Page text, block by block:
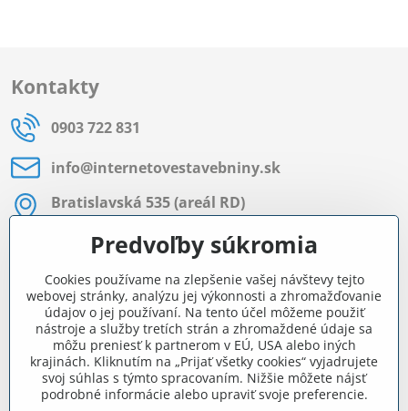
Kontakty
0903 722 831
info​@internetovestavebniny​.sk
Bratislavská 535 (areál RD)
Most pri Bratislave
Pon - Pia 8:00 - 11:30 a 12:15 - 15:30
Facebook
Navigácia
Všetko o nákupe
Predvoľby súkromia
Cookies používame na zlepšenie vašej návštevy tejto
webovej stránky, analýzu jej výkonnosti a zhromažďovanie
údajov o jej používaní. Na tento účel môžeme použiť
nástroje a služby tretích strán a zhromaždené údaje sa
môžu preniesť k partnerom v EÚ, USA alebo iných
krajinách. Kliknutím na „Prijať všetky cookies“ vyjadrujete
svoj súhlas s týmto spracovaním. Nižšie môžete nájsť
podrobné informácie alebo upraviť svoje preferencie.